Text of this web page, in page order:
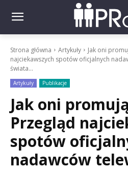
Strona główna Artykuły
Jak oni
najciekawszych spotów oficjalnych
świata...
Artykuły Publikacje
Jak oni
Przegląd
spotów
nadawców